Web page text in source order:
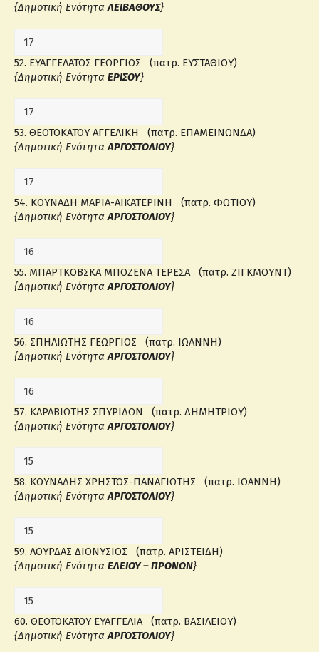
{Δημοτική ΕνότηταΛΕΙΒΑΘΟΥΣ}
52. ΕΥΑΓΓΕΛΑΤΟΣ ΓΕΩΡΓΙΟΣ (πατρ. ΕΥΣΤΑΘΙΟΥ)
{Δημοτική Ενότητα ΕΡΙΣΟΥ}
53. ΘΕΟΤΟΚΑΤΟΥ ΑΓΓΕΛΙΚΗ (πατρ. ΕΠΑΜΕΙΝΩΝΔΑ)
{Δημοτική ΕνότηταΑΡΓΟΣΤΟΛΙΟΥ}
54. ΚΟΥΝΑΔΗ ΜΑΡΙΑ-ΑΙΚΑΤΕΡΙΝΗ (πατρ. ΦΩΤΙΟΥ)
{Δημοτική ΕνότηταΑΡΓΟΣΤΟΛΙΟΥ}
55. ΜΠΑΡΤΚΟΒΣΚΑ ΜΠΟΖΕΝΑ ΤΕΡΕΣΑ (πατρ. ΖΙΓΚΜΟΥΝΤ)
{Δημοτική ΕνότηταΑΡΓΟΣΤΟΛΙΟΥ}
56. ΣΠΗΛΙΩΤΗΣ ΓΕΩΡΓΙΟΣ (πατρ. ΙΩΑΝΝΗ)
{Δημοτική ΕνότηταΑΡΓΟΣΤΟΛΙΟΥ}
57. ΚΑΡΑΒΙΩΤΗΣ ΣΠΥΡΙΔΩΝ (πατρ. ΔΗΜΗΤΡΙΟΥ)
{Δημοτική ΕνότηταΑΡΓΟΣΤΟΛΙΟΥ}
58. ΚΟΥΝΑΔΗΣ ΧΡΗΣΤΟΣ-ΠΑΝΑΓΙΩΤΗΣ (πατρ. ΙΩΑΝΝΗ)
{Δημοτική ΕνότηταΑΡΓΟΣΤΟΛΙΟΥ}
59. ΛΟΥΡΔΑΣ ΔΙΟΝΥΣΙΟΣ (πατρ. ΑΡΙΣΤΕΙΔΗ)
{Δημοτική Ενότητα ΕΛΕΙΟΥ – ΠΡΟΝΩΝ}
60. ΘΕΟΤΟΚΑΤΟΥ ΕΥΑΓΓΕΛΙΑ (πατρ. ΒΑΣΙΛΕΙΟΥ)
{Δημοτική ΕνότηταΑΡΓΟΣΤΟΛΙΟΥ}